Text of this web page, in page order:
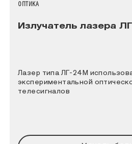
НАЗВАНИЕ КОЛЛЕКЦИИ
ОПТИКА
Излучатель лазера
Лазер типа ЛГ-24М
экспериментальной
телесигналов